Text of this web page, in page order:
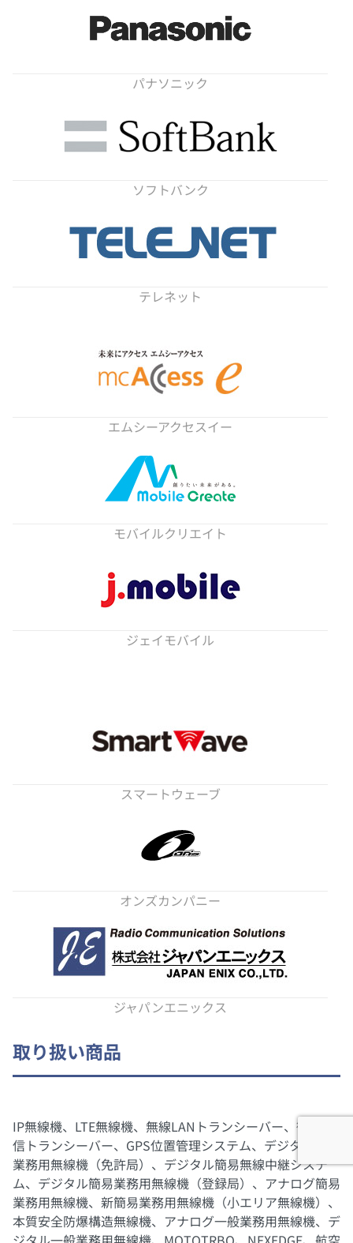
パナソニック
ソフトバンク
テレネット
エムシーアクセスイー
モバイルクリエイト
ジェイモバイル
スマートウェーブ
オンズカンパニー
ジャパンエニックス
取り扱い商品
IP無線機、LTE無線機、無線LANトランシーバー、衛星通
信トランシーバー、GPS位置管理システム、デジタル簡易
業務用無線機（免許局）、デジタル簡易無線中継システ
ム、デジタル簡易業務用無線機（登録局）、アナログ簡易
業務用無線機、新簡易業務用無線機（小エリア無線機）、
本質安全防爆構造無線機、アナログ一般業務用無線機、デ